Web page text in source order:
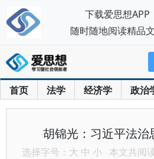
首页 法学 经济学 政治
胡锦光：习近平法治
选择字号： 大 中 小 本文共阅
下载爱思想APP
随时随地阅读精品